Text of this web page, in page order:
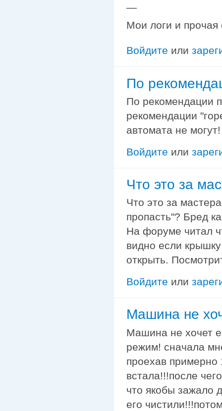
—
Мои логи и
Войдите или
По
По рекомендации
рекомендации
автомата не могут!
Войдите или
Что это за
Что это за
пропасть"? Бред
На форуме читал
видно если
открыть.
Войдите или
Машина не
Машина не хочет
режим! сначала
проехав примерно
встала!!!после
что якобы зажало
его